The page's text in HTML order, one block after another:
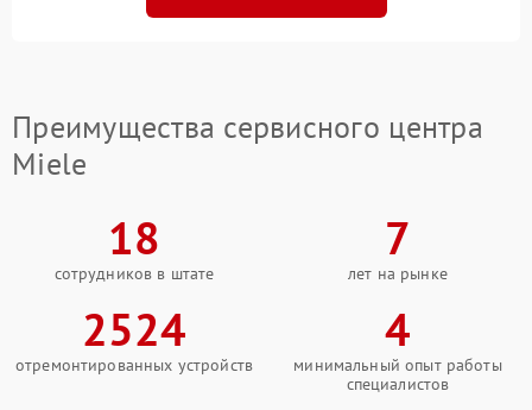
Преимущества сервисного центра
Miele
18
сотрудников в штате
7
лет на рынке
2524
отремонтированных устройств
4
минимальный опыт работы
специалистов